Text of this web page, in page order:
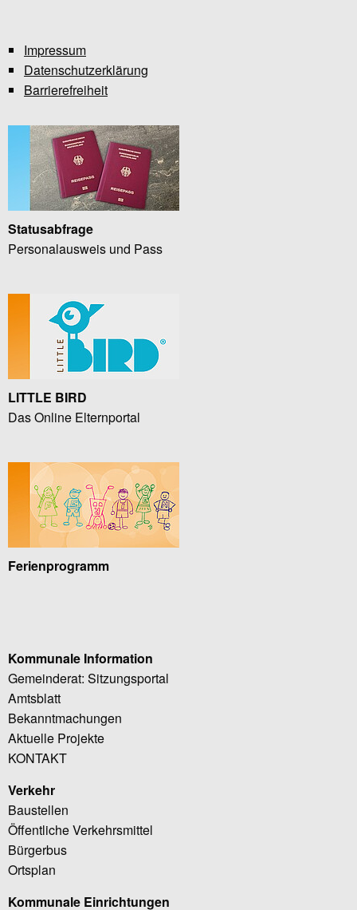
Impressum
Datenschutzerklärung
Barrierefreiheit
Statusabfrage
Personalausweis und Pass
LITTLE BIRD
Das Online Elternportal
Ferienprogramm
Kommunale Information
Gemeinderat: Sitzungsportal
Amtsblatt
Bekanntmachungen
Aktuelle Projekte
KONTAKT
Verkehr
Baustellen
Öffentliche Verkehrsmittel
Bürgerbus
Ortsplan
Kommunale Einrichtungen